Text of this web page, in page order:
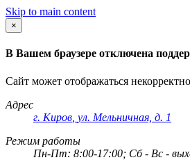
Skip to main content
×
В Вашем браузере отключена
Сайт может отображаться
Адрес
г. Киров ул. Мельничная, д. 1
Режим работы
Пн-Пт: 8:00-17:00; Сб - Вс -